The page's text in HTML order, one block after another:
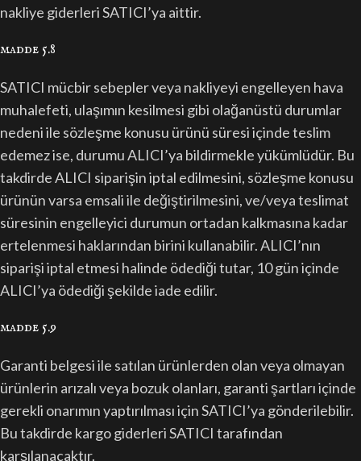
nakliye giderleri SATICI’ya aittir.
madde 5.8
SATICI mücbir sebepler veya nakliyeyi engelleyen hava
muhalefeti, ulaşımın kesilmesi gibi olağanüstü durumlar
nedeni ile sözleşme konusu ürünü süresi içinde teslim
edemez ise, durumu ALICI’ya bildirmekle yükümlüdür. Bu
takdirde ALICI siparişin iptal edilmesini, sözleşme konusu
ürünün varsa emsali ile değiştirilmesini, ve/veya teslimat
süresinin engelleyici durumun ortadan kalkmasına kadar
ertelenmesi haklarından birini kullanabilir. ALICI’nın
siparişi iptal etmesi halinde ödediği tutar, 10 gün içinde
ALICI’ya ödediği şekilde iade edilir.
madde 5.9
Garanti belgesi ile satılan ürünlerden olan veya olmayan
ürünlerin arızalı veya bozuk olanları, garanti şartları içinde
gerekli onarımın yaptırılması için SATICI’ya gönderilebilir.
Bu takdirde kargo giderleri SATICI tarafından
karşılanacaktır.